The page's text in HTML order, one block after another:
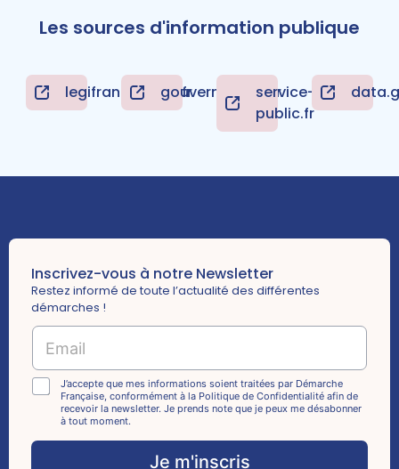
Les sources d'information publique
legifrance.gouv.frgouvernement.frservice-
public.fr
Inscrivez-vous à notre Newsletter
Restez informé de toute l’actualité des différentes
démarches !
*
h
e
c
o
E
a
i
l
C
k
J’accepte que mes informations soient traitées par Démarche
Française, conformément à la Politique de Confidentialité afin de
recevoir la newsletter. Je prends note que je peux me désabonner
à tout moment.
Je m'inscris